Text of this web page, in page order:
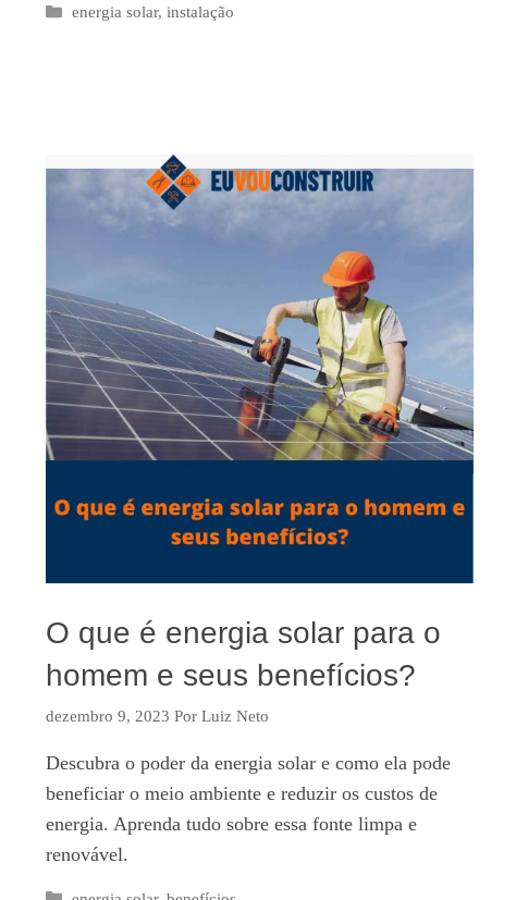
Categorias
energia solar,instalação
O que é energia solar para o
homem e seus benefícios?
dezembro 9, 2023 Por Luiz Neto
Descubra o poder da energia solar e como ela pode
beneficiar o meio ambiente e reduzir os custos de
energia. Aprenda tudo sobre essa fonte limpa e
renovável.